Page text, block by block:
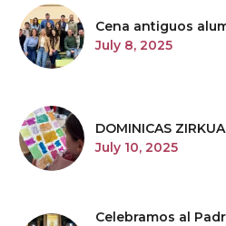
Cena antiguos
July 8, 2025
DOMINICAS
July 10, 2025
Celebramos al